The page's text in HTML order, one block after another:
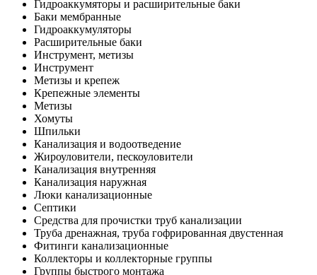
Гидроаккумяторы и расширительные баки
Баки мембранные
Гидроаккумуляторы
Расширительные баки
Инструмент, метизы
Инструмент
Метизы и крепеж
Крепежные элементы
Метизы
Хомуты
Шпильки
Канализация и водоотведение
Жироуловители, пескоуловители
Канализация внутренняя
Канализация наружная
Люки канализационные
Септики
Средства для прочистки труб канализации
Труба дренажная, труба гофрированная двустенная
Фитинги канализационные
Коллекторы и коллекторные группы
Группы быстрого монтажа